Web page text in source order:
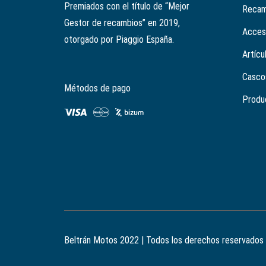
Premiados con el título de “Mejor
Gestor de recambios” en 2019,
otorgado por Piaggio España.
Métodos de pago
Beltrán Motos 2022 | Todos los derechos reservados